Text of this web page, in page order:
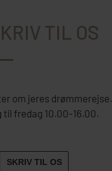
TIL OS
om jeres drømmerejse.
til fredag 10.00-16.00.
SKRIV TIL OS